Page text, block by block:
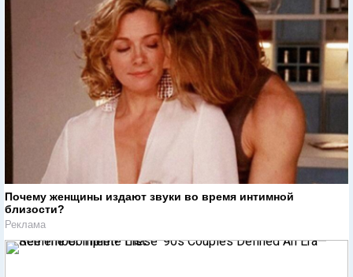
Почему женщины издают звуки во время интимной
близости?
Реклама